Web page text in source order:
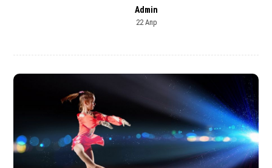
Admin
22 Апр